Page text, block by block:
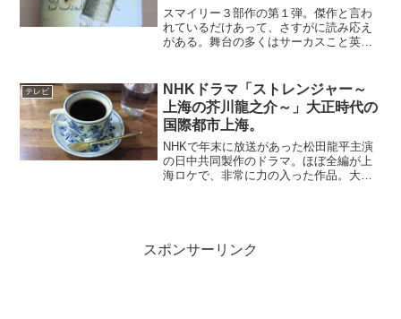
スマイリー３部作の第１弾。傑作と言わ
れているだけあって、さすがに読み応え
がある。舞台の多くはサーカスこと英国
れの個室に陣取っている。書類が積み上
がり、煙草をふかしたりコ...
テレビ
NHKドラマ「ストレンジャー～
上海の芥川龍之介～」大正時代の
国際都市上海。
NHKで年末に放送があった松田龍平主演
の日中共同製作のドラマ。ほぼ全編が上
海ロケで、非常に力の入った作品。大正
スポンサーリンク